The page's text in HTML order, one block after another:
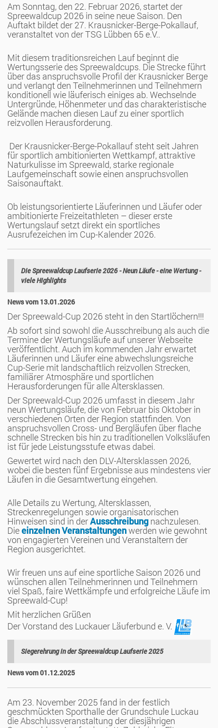
Am Sonntag, den 22. Februar 2026, startet der
Spreewaldcup 2026 in seine neue Saison. Den
Auftakt bildet der 27. Krausnicker-Berge-Pokallauf,
veranstaltet von der TSG Lübben 65 e.V..
Mit diesem traditionsreichen Lauf beginnt die
Wertungsserie des Spreewaldcups. Die Strecke führt
über das anspruchsvolle Profil der Krausnicker Berge
und verlangt den Teilnehmerinnen und Teilnehmern
konditionell wie läuferisch einiges ab. Wechselnde
Untergründe, Höhenmeter und das charakteristische
Gelände machen diesen Lauf zu einer sportlich
reizvollen Herausforderung.
Der Krausnicker-Berge-Pokallauf steht seit Jahren
für sportlich ambitionierten Wettkampf, attraktive
Naturkulisse im Spreewald, starke regionale
Laufgemeinschaft sowie einen anspruchsvollen
Saisonauftakt.
Ob leistungsorientierte Läuferinnen und Läufer oder
ambitionierte Freizeitathleten – dieser erste
Wertungslauf setzt direkt ein sportliches
Ausrufezeichen im Cup-Kalender 2026.
Die Spreewaldcup Laufserie 2026 - Neun Läufe - eine Wertung -
viele Highlights
News vom 13.01.2026
Der Spreewald-Cup 2026 steht in den Startlöchern!!!
Ab sofort sind sowohl die Ausschreibung als auch die
Termine der Wertungsläufe auf unserer Webseite
veröffentlicht. Auch im kommenden Jahr erwartet
Läuferinnen und Läufer eine abwechslungsreiche
Cup-Serie mit landschaftlich reizvollen Strecken,
familiärer Atmosphäre und sportlichen
Herausforderungen für alle Altersklassen.
Der Spreewald-Cup 2026 umfasst in diesem Jahr
neun Wertungsläufe, die von Februar bis Oktober in
verschiedenen Orten der Region stattfinden. Von
anspruchsvollen Cross- und Bergläufen über flache
schnelle Strecken bis hin zu traditionellen Volksläufen
ist für jede Leistungsstufe etwas dabei.
Gewertet wird nach den DLV-Altersklassen 2026,
wobei die besten fünf Ergebnisse aus mindestens vier
Läufen in die Gesamtwertung eingehen.
Alle Details zu Wertung, Altersklassen,
Streckenregelungen sowie organisatorischen
Hinweisen sind in derAusschreibung nachzulesen.
Dieeinzelnen Veranstaltungenwerden wie gewohnt
von engagierten Vereinen und Veranstaltern der
Region ausgerichtet.
Wir freuen uns auf eine sportliche Saison 2026 und
wünschen allen Teilnehmerinnen und Teilnehmern
viel Spaß, faire Wettkämpfe und erfolgreiche Läufe im
Spreewald-Cup!
Mit herzlichen Grüßen
Der Vorstand des Luckauer Läuferbund e. V.
Siegerehrung in der Spreewaldcup Laufserie 2025
News vom 01.12.2025
Am 23. November 2025 fand in der festlich
geschmückten Sporthalle der Grundschule Luckau
die Abschlussveranstaltung der diesjährigen